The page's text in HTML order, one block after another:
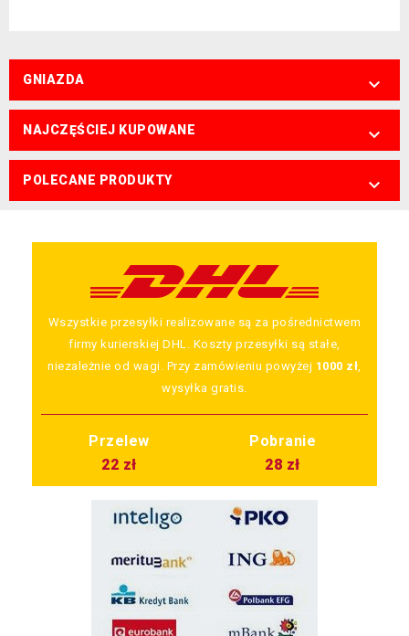
GNIAZDA 
NAJCZĘŚCIEJ KUPOWANE 
POLECANE PRODUKTY 
Wszystkie przesyłki realizowane są za pośrednictwem
firmy kurierskiej DHL. Koszty przesyłki są stałe,
niezależnie od wagi. Przy zamówieniu powyżej 1000 zł
wysyłka gratis.
Przelew
Pobranie
22 zł
28 zł